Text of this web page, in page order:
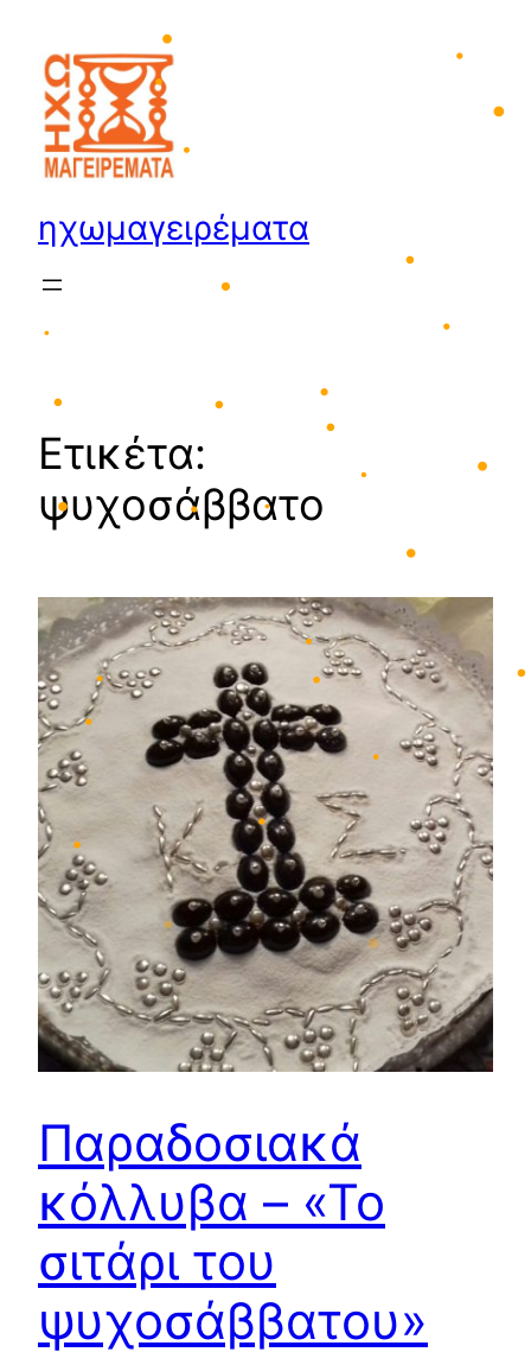
•
•
•
•
•
•
• •
•
•
•
περιεχόμενο
ηχωμαγειρέματα
Ετικέτα:
ψυχοσάββατο
Παραδοσιακά
κόλλυβα – «Το
σιτάρι του
ψυχοσάββατου»